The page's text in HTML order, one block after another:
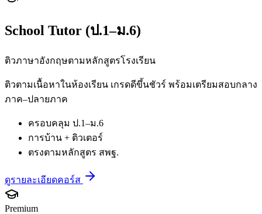
School Tutor (ป.1–ม.6)
ติวภาษาอังกฤษตามหลักสูตรโรงเรียน
ติวตามเนื้อหาในห้องเรียน เกรดดีขึ้นชัวร์ พร้อมเตรียมสอบกลาง
ภาค–ปลายภาค
ครอบคลุม ป.1–ม.6
การบ้าน + ติวเตอร์
ตรงตามหลักสูตร สพฐ.
ดูรายละเอียดคอร์ส
Premium